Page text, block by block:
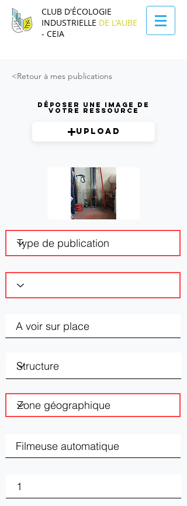
CLUB D'ÉCOLOGIE
INDUSTRIELLE DE L'AUBE
- CEIA
<Retour à mes publications
Déposer une image de
votre ressource
Upload